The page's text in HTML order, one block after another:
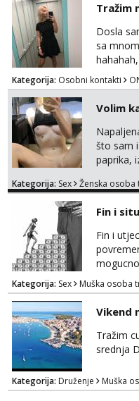
obitelj) -
zaštitu
paro...
Tražim
Dosla
sa
tamo,
Kategorija: Osobni kontakti
Volim
što sam
paprika,
bilo kad
tamo,
Kategorija: Sex Ženska osoba
Fin i
Fin i
potpora!
Kategorija: Sex Muška osoba
Vikend
Tražim
srednja
Kategorija: Druženje Muška